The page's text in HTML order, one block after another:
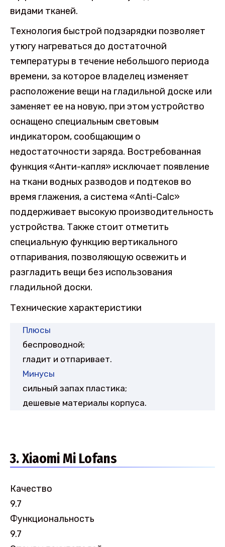
видами тканей.
Технология быстрой подзарядки позволяет
утюгу нагреваться до достаточной
температуры в течение небольшого периода
времени, за которое владелец изменяет
расположение вещи на гладильной доске или
заменяет ее на новую, при этом устройство
оснащено специальным световым
индикатором, сообщающим о
недостаточности заряда. Востребованная
функция «Анти-капля» исключает появление
на ткани водных разводов и подтеков во
время глажения, а система «Anti-Calc»
поддерживает высокую производительность
устройства. Также стоит отметить
специальную функцию вертикального
отпаривания, позволяющую освежить и
разгладить вещи без использования
гладильной доски.
Технические характеристики
Плюсы
беспроводной;
гладит и отпаривает.
Минусы
сильный запах пластика;
дешевые материалы корпуса.
3. Xiaomi Mi Lofans
Качество
9.7
Функциональность
9.7